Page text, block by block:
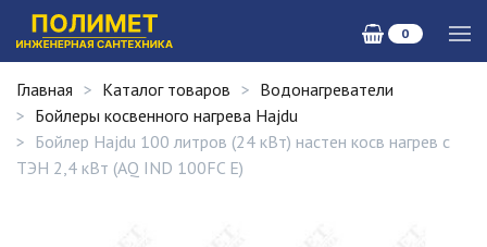
0
Главная Каталог товаров
Водонагреватели
Бойлеры косвенного нагрева Hajdu
Бойлер Hajdu 100 литров (24 кВт) настен косв нагрев с
ТЭН 2,4 кВт (AQ IND 100FC E)